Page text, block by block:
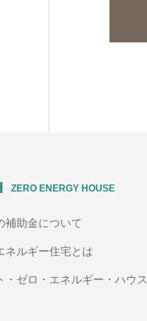
ZERO ENERGY HOUSE
補助金について
ネルギー住宅とは
・ゼロ・エネルギー・ハウス